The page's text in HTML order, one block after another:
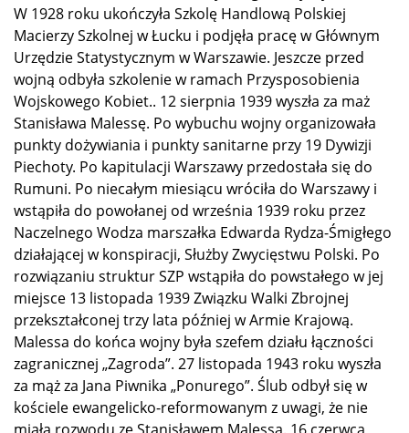
W 1928 roku ukończyła Szkolę Handlową Polskiej
Macierzy Szkolnej w Łucku i podjęła pracę w Głównym
Urzędzie Statystycznym w Warszawie. Jeszcze przed
wojną odbyła szkolenie w ramach Przysposobienia
Wojskowego Kobiet.. 12 sierpnia 1939 wyszła za maż
Stanisława Malessę. Po wybuchu wojny organizowała
punkty dożywiania i punkty sanitarne przy 19 Dywizji
Piechoty. Po kapitulacji Warszawy przedostała się do
Rumuni. Po niecałym miesiącu wróciła do Warszawy i
wstąpiła do powołanej od września 1939 roku przez
Naczelnego Wodza marszałka Edwarda Rydza-Śmigłego
działającej w konspiracji, Służby Zwycięstwu Polski. Po
rozwiązaniu struktur SZP wstąpiła do powstałego w jej
miejsce 13 listopada 1939 Związku Walki Zbrojnej
przekształconej trzy lata później w Armie Krajową.
Malessa do końca wojny była szefem działu łączności
zagranicznej „Zagroda”. 27 listopada 1943 roku wyszła
za mąż za Jana Piwnika „Ponurego”. Ślub odbył się w
kościele ewangelicko-reformowanym z uwagi, że nie